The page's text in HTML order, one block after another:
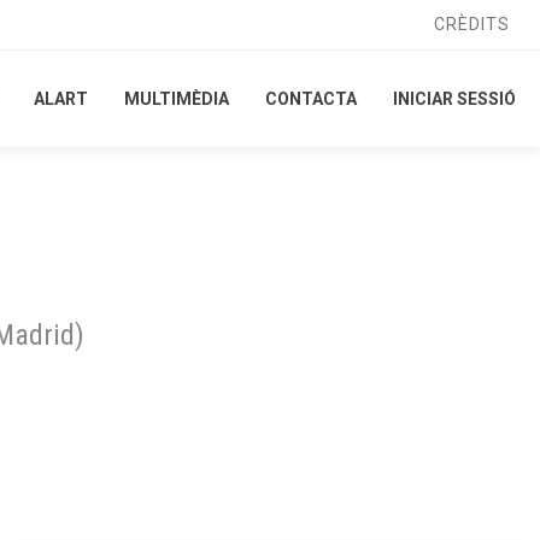
CRÈDITS
ALART MULTIMÈDIA CONTACTA INICIAR SESSIÓ
CRÈDITS
ALART MULTIMÈDIA CONTACTA INICIAR SESSIÓ
)